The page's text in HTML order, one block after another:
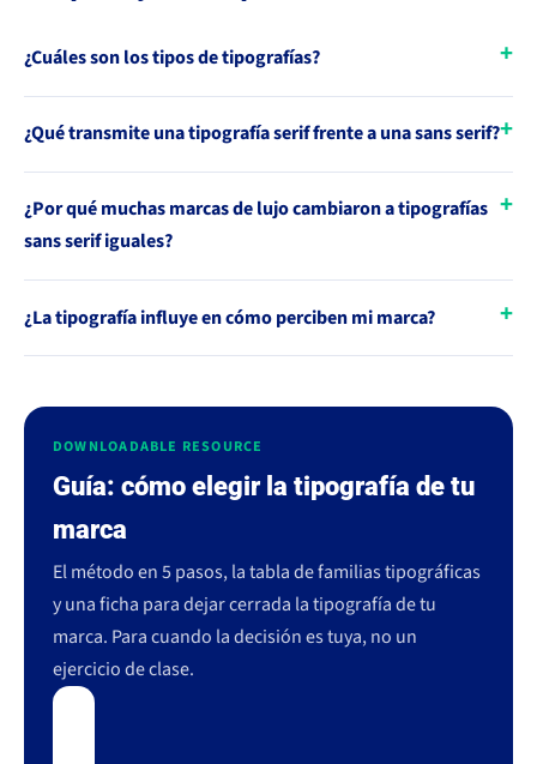
¿Cuáles son los tipos de tipografías?
¿Qué transmite una tipografía serif frente a una sans serif?
¿Por qué muchas marcas de lujo cambiaron a tipografías
sans serif iguales?
¿La tipografía influye en cómo perciben mi marca?
DOWNLOADABLE RESOURCE
Guía: cómo elegir la tipografía de tu
marca
El método en 5 pasos, la tabla de familias tipográficas
y una ficha para dejar cerrada la tipografía de tu
marca. Para cuando la decisión es tuya, no un
ejercicio de clase.